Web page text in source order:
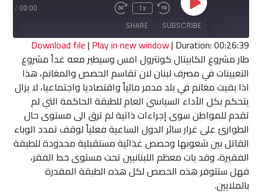
Play
Episode
Rewind
10
Seconds
1x
Fast
seconds
00:00
/
SUBSCRIBE
SHARE
RSS FEED
SHARE
LINK
EMBED
Download file| Play in new window| Duration: 00:26:39
طار مشروع الكابيتال كونترول امس وسيطير معه غداً مشروع
التعيينات في مصرف لبنان لان تقاسم الحصص والمغانم، هذا
اذا بقيت مغانم في بلد مدمر مالياً واقتصاديا واجتماعيا، لا يزال
يتحكم بكل الأداء السياسي العام للطبقة الحاكمة التي لم
تقدم للمواطن سوى إجراءات ذاتية لم ترق الى مستوى حال
الطوارئ على غرار سائر الدول الساعية فعلياً لوقف تمدد الوباء
القاتل بين شعوبها وحصص غذائية مستقبلية محدودة للطبقة
الفقيرة، وقد بات معظم اللبنانيين تحت مستوى خط الفقر،
فهل ستتوفر هذه الحصص لكل هذه الطبقة المقدرة
بالملايين.